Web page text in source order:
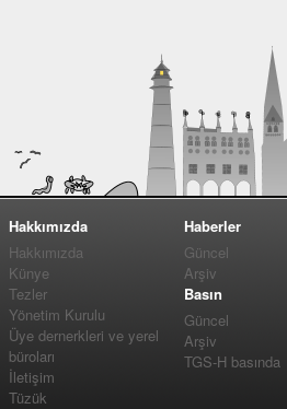
Hakkımızda
Hakkımızda
Künye
Tezler
Yönetim Kurulu
Üye dernerkleri ve yerel
büroları
İletişim
Tüzük
Haberler
Güncel
Arşiv
Basın
Güncel
Arşiv
TGS-H basında